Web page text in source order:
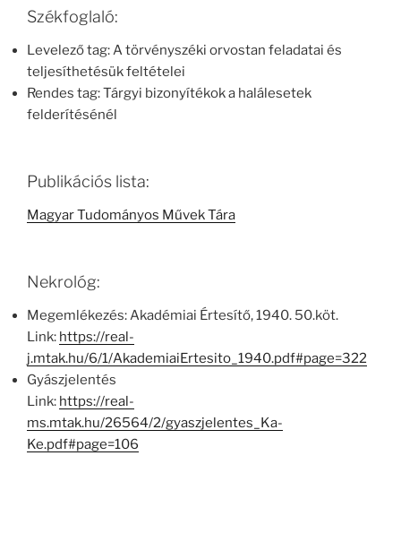
Székfoglaló:
Levelező tag: A törvényszéki orvostan feladatai és
teljesíthetésük feltételei
Rendes tag: Tárgyi bizonyítékok a halálesetek
felderítésénél
Publikációs lista:
Magyar Tudományos Művek Tára
Nekrológ:
Megemlékezés: Akadémiai Értesítő, 1940. 50.köt.
Link: https://real-
j.mtak.hu/6/1/AkademiaiErtesito_1940.pdf#page=322
Gyászjelentés
Link: https://real-
ms.mtak.hu/26564/2/gyaszjelentes_Ka-
Ke.pdf#page=106